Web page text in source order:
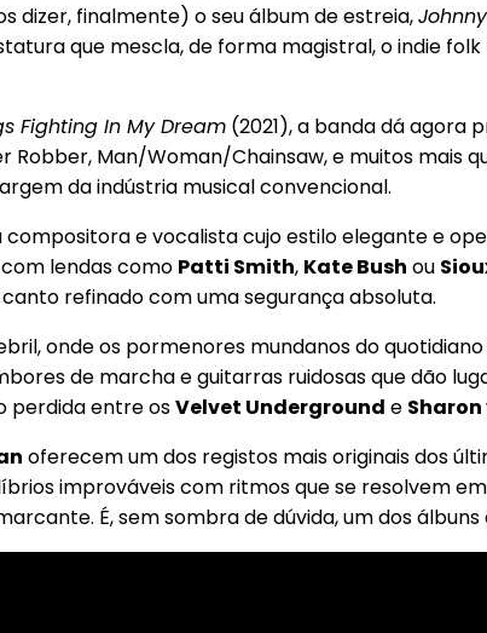
dizer, finalmente) o seu álbum de estreia,
que mescla, de forma magistral, o indie
Fighting In My Dream (2021), a banda dá agora
Robber, Man/Woman/Chainsaw, e muitos
da indústria musical convencional.
compositora e vocalista cujo estilo elegante e
lendas como Patti Smith, Kate Bush ou
refinado com uma segurança absoluta.
onde os pormenores mundanos do
de marcha e guitarras ruidosas que dão
perdida entre osVelvet Underground e
oferecem um dos registos mais originais dos
improváveis com ritmos que se resolvem
É, sem sombra de dúvida, um dos álbuns